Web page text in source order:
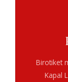
Birotiket
Kapal